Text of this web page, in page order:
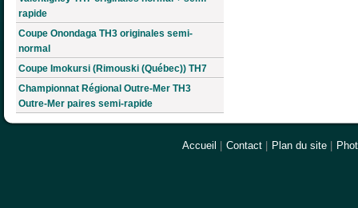
rapide
Coupe Onondaga TH3 originales semi-
normal
Coupe Imokursi (Rimouski (Québec)) TH7
Championnat Régional Outre-Mer TH3
Outre-Mer paires semi-rapide
Accueil Contact Plan du site